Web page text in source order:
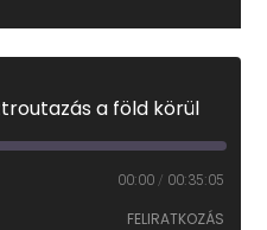
a föld körül
00:00 / 00:35:05
FELIRATKOZÁS